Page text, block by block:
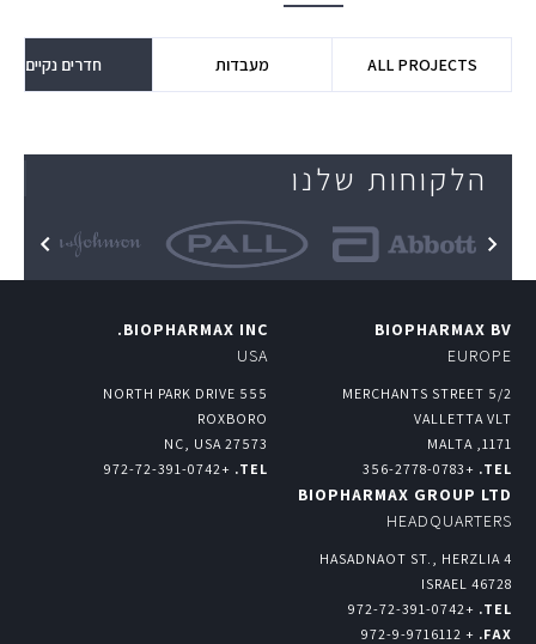
ALL PROJECTS מעבדות חדרים נקיים
הלקוחות שלנו
BIOPHARMAX BV
EUROPE
MERCHANTS STREET 5/2
VALLETTA VLT
1171, MALTA
TEL.
+356-2778-0783
BIOPHARMAX INC.
USA
555 NORTH PARK DRIVE
ROXBORO
27573 NC, USA
TEL.
+972-72-391-0742
BIOPHARMAX GROUP LTD
HEADQUARTERS
4 HASADNAOT ST., HERZLIA
46728 ISRAEL
TEL.
+972-72-391-0742
FAX.
+ 972-9-9716112